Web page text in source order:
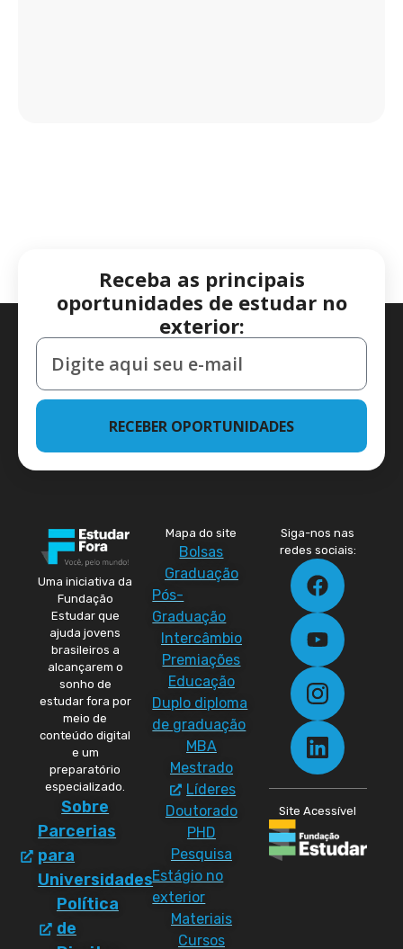
Receba as principais
oportunidades de estudar no
exterior:
RECEBER OPORTUNIDADES
Uma iniciativa da
Fundação
Estudar que
ajuda jovens
brasileiros a
alcançarem o
sonho de
estudar fora por
meio de
conteúdo digital
e um
preparatório
especializado.
Sobre
Parcerias
para
Universidades
Política
de
Mapa do site
Bolsas
Graduação
Pós-
Graduação
Intercâmbio
Premiações
Educação
Duplo diploma
de graduação
MBA
Mestrado
Líderes
Doutorado
PHD
Pesquisa
Estágio no
exterior
Materiais
Cursos
Siga-nos nas
redes sociais:
Site Acessível